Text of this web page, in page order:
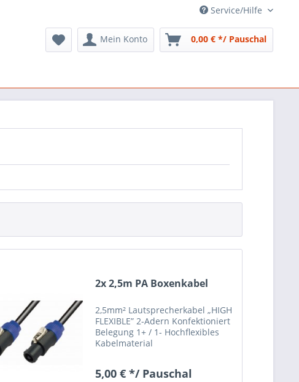
Service/Hilfe
Mein Konto 0,00 € */ Pauschal
2x 2,5m PA Boxenkabel
2,5mm² Lautsprecherkabel „HIGH
FLEXIBLE” 2-Adern Konfektioniert
Belegung 1+ / 1- Hochflexibles
Kabelmaterial
5,00 € */ Pauschal